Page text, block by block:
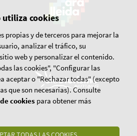
utiliza cookies
propias y de terceros para mejorar la
analizar el tráfico, su
web y personalizar el contenido.
las cookies", "Configurar las
aceptar o "Rechazar todas" (excepto
que son necesarias). Consulte
cookies para obtener más